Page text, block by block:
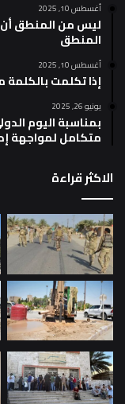
أغسطس 10, 2025
ليس من المنطق أن
المنطق
أغسطس 10, 2025
إذا تكلمت بالكلمة
يونيو 26, 2025
بمناسبة اليوم
متكامل لمواجهة
الاكثر قراءة